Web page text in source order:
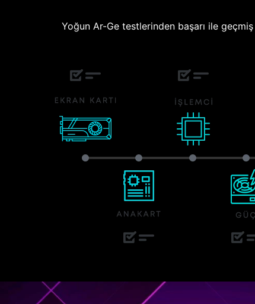
Yoğun Ar-Ge testlerinden başarı ile